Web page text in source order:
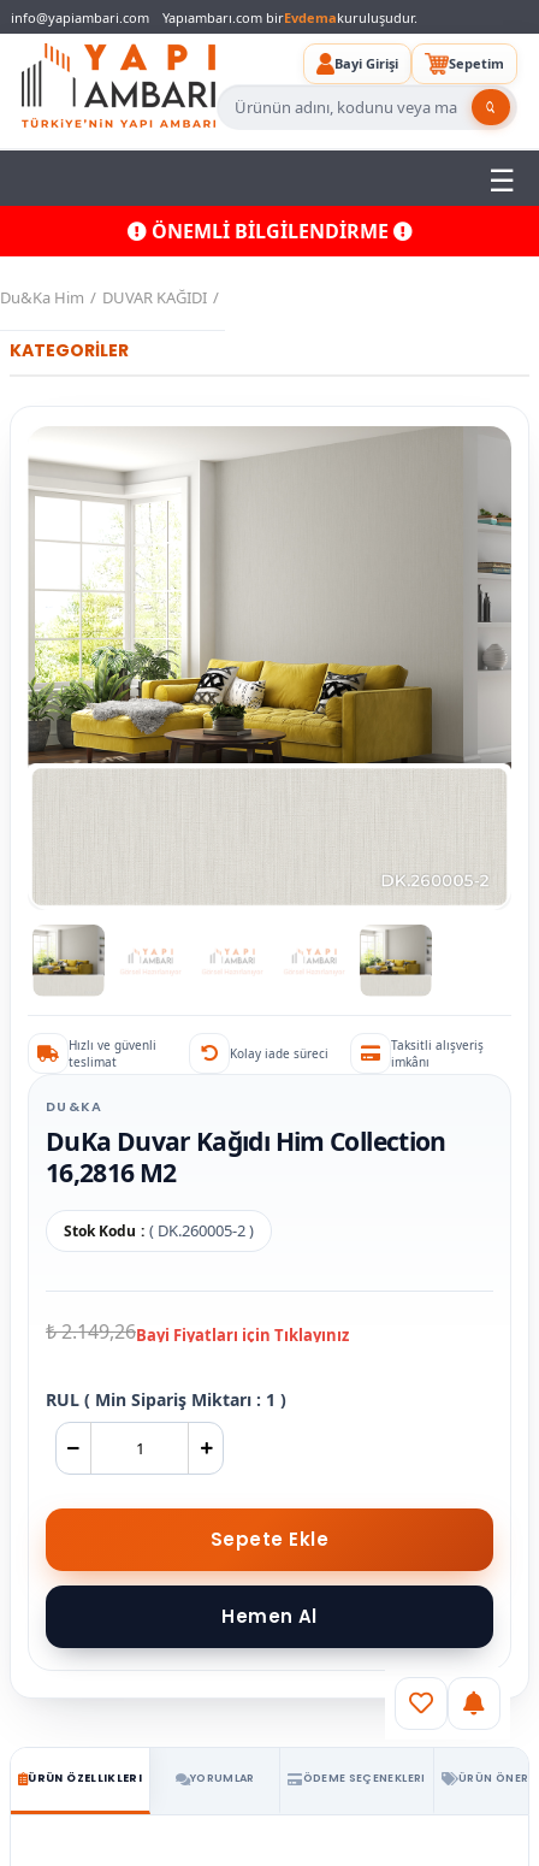
info@yapiambari.com Yapıambarı.com birEvdemakuruluşudur.
Bayi Girişi Sepetim
ÖNEMLİ BİLGİLENDİRME
Du&Ka Him DUVAR KAĞIDI
KATEGORİLER
Hızlı ve güvenli
teslimat
Kolay iade süreci
Taksitli alışveriş
imkânı
DU&KA
DuKa Duvar Kağıdı Him Collection
16,2816 M2
Stok Kodu ( DK.260005-2 )
₺ 2.149,26
RUL ( Min Sipariş Miktarı : 1 )
ÜRÜN ÖZELLIKLERI YORUMLAR ÖDEME SEÇENEKLERI ÜRÜN